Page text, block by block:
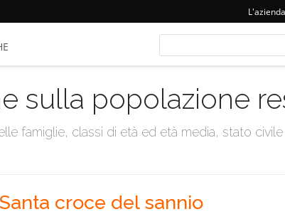
L'azienda
sulla popolazione
famiglie, classi di età ed età media, stato civile
Santa croce del sannio